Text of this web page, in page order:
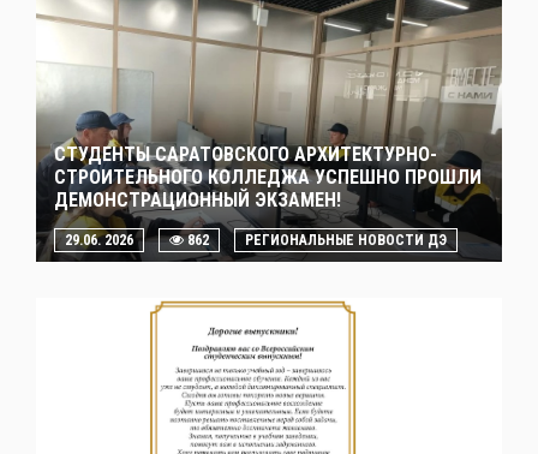
СТУДЕНТЫ САРАТОВСКОГО АРХИТЕКТУРНО-
СТРОИТЕЛЬНОГО КОЛЛЕДЖА УСПЕШНО ПРОШЛИ
ДЕМОНСТРАЦИОННЫЙ ЭКЗАМЕН!
29.06. 2026 862 РЕГИОНАЛЬНЫЕ НОВОСТИ ДЭ